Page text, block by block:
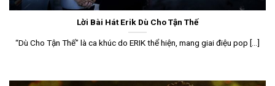
Lời Bài Hát Erik Dù Cho Tận Thế
“Dù Cho Tận Thế” là ca khúc do ERIK thể hiện, mang giai điệu pop [...]